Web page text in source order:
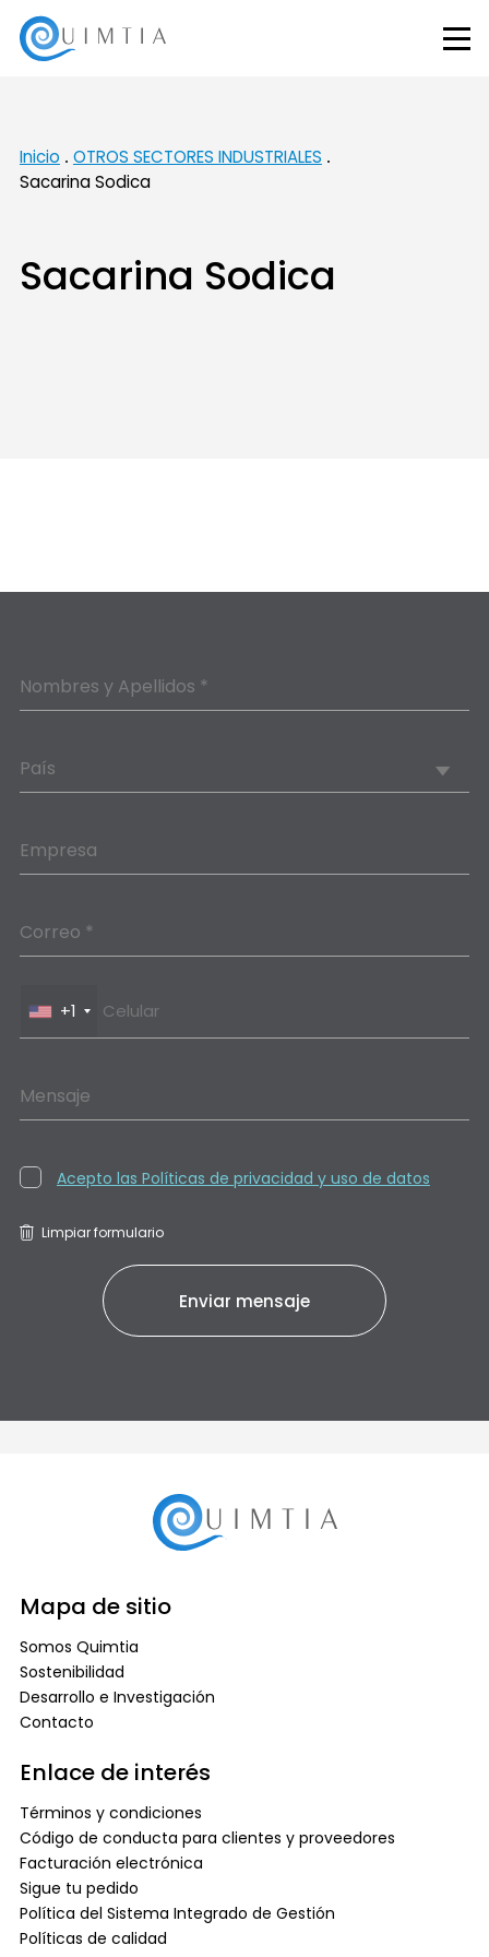
Inicio
OTROS SECTORES INDUSTRIALES
Sacarina Sodica
Sacarina Sodica
Nombres y Apellidos *
País
Empresa
Correo *
+1
Mensaje
Acepto las Políticas de privacidad y uso de datos
Limpiar formulario
Mapa de sitio
Somos Quimtia
Sostenibilidad
Desarrollo e Investigación
Contacto
Enlace de interés
Términos y condiciones
Código de conducta para clientes y proveedores
Facturación electrónica
Sigue tu pedido
Política del Sistema Integrado de Gestión
Políticas de calidad